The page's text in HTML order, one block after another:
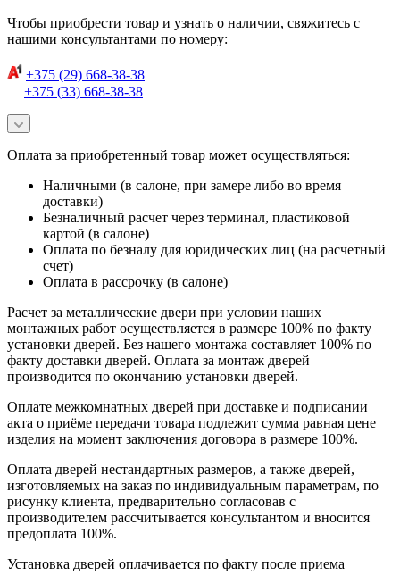
Чтобы приобрести товар и узнать о наличии, свяжитесь с
нашими консультантами по номеру:
+375 (29) 668-38-38
+375 (33) 668-38-38
Оплата за приобретенный товар может осуществляться:
Наличными (в салоне, при замере либо во время
доставки)
Безналичный расчет через терминал, пластиковой
картой (в салоне)
Оплата по безналу для юридических лиц (на расчетный
счет)
Оплата в рассрочку (в салоне)
Расчет за металлические двери при условии наших
монтажных работ осуществляется в размере 100% по факту
установки дверей. Без нашего монтажа составляет 100% по
факту доставки дверей. Оплата за монтаж дверей
производится по окончанию установки дверей.
Оплате межкомнатных дверей при доставке и подписании
акта о приёме передачи товара подлежит сумма равная цене
изделия на момент заключения договора в размере 100%.
Оплата дверей нестандартных размеров, а также дверей,
изготовляемых на заказ по индивидуальным параметрам, по
рисунку клиента, предварительно согласовав с
производителем рассчитывается консультантом и вносится
предоплата 100%.
Установка дверей оплачивается по факту после приема